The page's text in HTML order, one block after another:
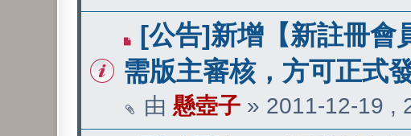
[公告]新增【新註冊會
需版主審核，方可正式
由 懸壺子 » 2011-12-19 ,